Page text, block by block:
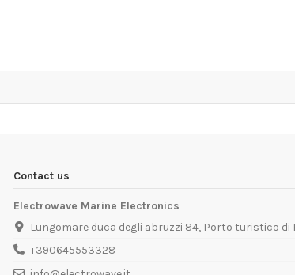
Contact us
Electrowave Marine Electronics
Lungomare duca degli abruzzi 84, Porto turistico di
+390645553328